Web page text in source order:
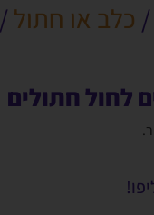
/ כלב או חתול /
לחול חתולים